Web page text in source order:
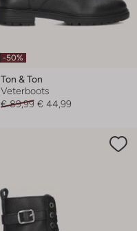
-50%
Ton & Ton
Veterboots
€ 89,99 € 44,99